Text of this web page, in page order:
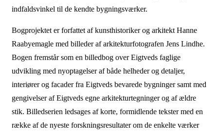
indfaldsvinkel til de kendte bygningsværker.
Bogprojektet er forfattet af kunsthistoriker og arkitekt Hanne
Raabyemagle med billeder af arkitekturfotografen Jens Lindhe.
Bogen fremstår som en billedbog over Eigtveds faglige
udvikling med nyoptagelser af både helheder og detaljer,
interiører og facader fra Eigtveds bevarede bygninger samt med
gengivelser af Eigtveds egne arkitekturtegninger og af ældre
stik. Billedserien ledsages af korte, formidlende tekster med en
række af de nyeste forskningsresultater om de enkelte værker